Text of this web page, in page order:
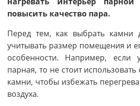
повысить качество пара.
Перед тем, как выбрать камни
учитывать размер помещения и
особенности. Например, если
парная, то не стоит
камни, чтобы избежать
воздуха.